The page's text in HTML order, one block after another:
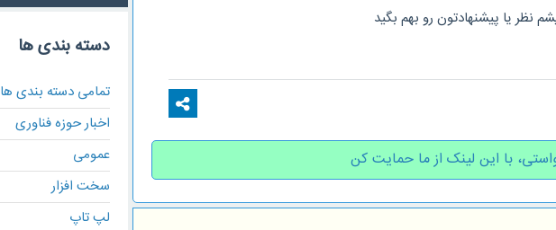
نظر یا پیشنهادتون رو بهم بگید
با این لینک از ما حمایت کن
دسته بندی ها
تمامی دسته بندی ها
اخبار حوزه فناوری
عمومی
سخت افزار
لپ تاپ